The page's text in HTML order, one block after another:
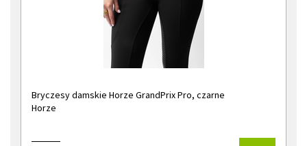
Bryczesy damskie Horze GrandPrix Pro, czarne
Horze